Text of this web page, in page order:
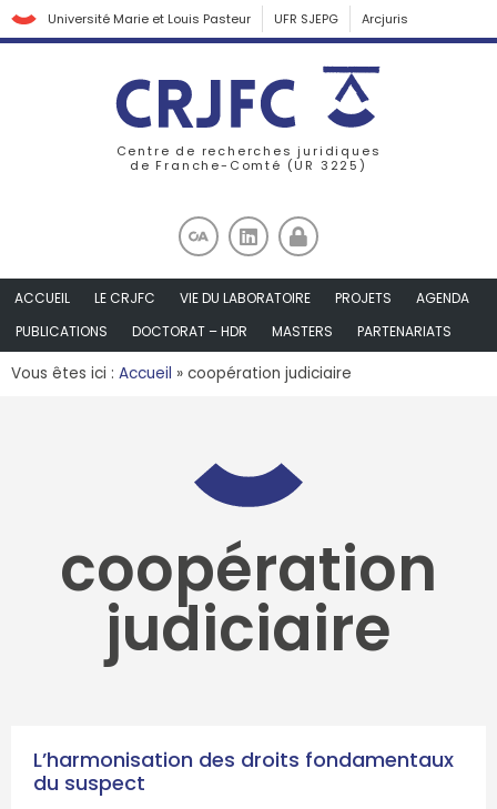
Université Marie et Louis Pasteur UFR SJEPG Arcjuris
Centre de recherches juridiques
de Franche-Comté (UR 3225)
ACCUEIL LE CRJFC VIE DU LABORATOIRE PROJETS
AGENDA
PUBLICATIONS
DOCTORAT – HDR MASTERS PARTENARIATS
Vous êtes ici : Accueil » coopération judiciaire
coopération
judiciaire
L’harmonisation des droits fondamentaux
du suspect